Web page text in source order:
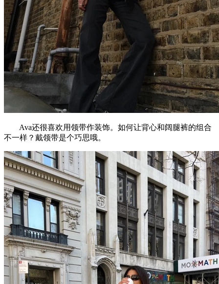
Ava还很喜欢用领带作装饰。如何让背心和阔腿裤的组合
不一样？戴领带是个巧思哦。